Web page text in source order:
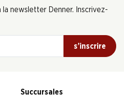
la newsletter Denner. Inscrivez-
s’inscrire
Succursales